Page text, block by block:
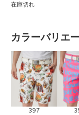
在庫切れ
カラーバリエ
397